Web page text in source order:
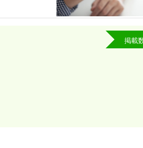
掲載